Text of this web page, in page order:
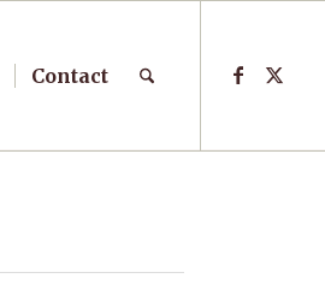
Contact